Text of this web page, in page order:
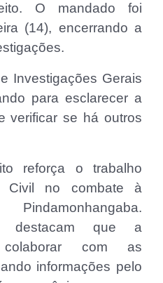
O mandado foi
(14), encerrando a
Investigações Gerais
para esclarecer a
verificar se há outros
reforça o trabalho
Civil no combate à
destacam que a
com as
informações pelo